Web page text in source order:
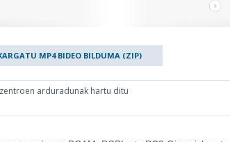
MP4 BIDEO BILDUMA (ZIP)
arduradunak hartu ditu